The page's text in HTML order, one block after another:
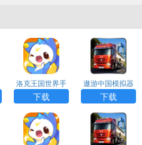
洛克王国世界手
游下载
下载
遨游中国模拟器
正版下载
下载